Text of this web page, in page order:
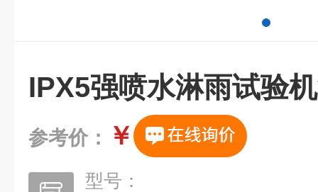
IPX5强喷水淋雨试验
参考价： ￥
型号：